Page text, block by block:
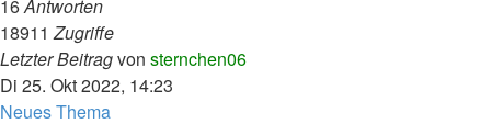
16Antworten
18911Zugriffe
Letzter Beitragvon sternchen06
Di 25. Okt 2022, 14:23
Neues Thema